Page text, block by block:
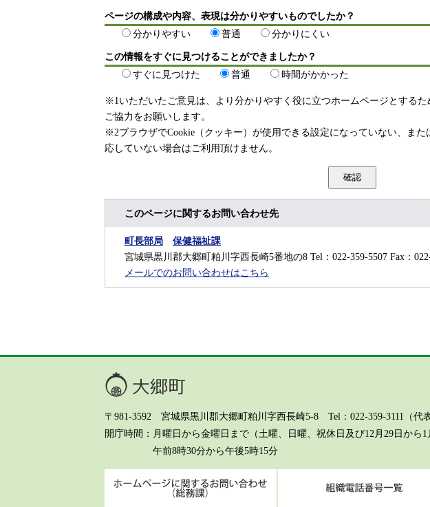
ページの構成や内容、表現は分かりやすいものでしたか？
分かりやすい
普通 分かりにくい
この情報をすぐに見つけることができましたか？
すぐに見つけた
普通 時間がかかった
※1いただいたご意見は、より分かりやすく役に立つホームページとするた
ご協力をお願いします。
※2ブラウザでCookie（クッキー）が使用できる設定になっていない、ま
応していない場合はご利用頂けません。
このページに関するお問い合わせ先
町長部局
保健福祉課
宮城県黒川郡大郷町粕川字西長崎5番地の8 Tel：022-359-5507 Fax：
メールでのお問い合わせはこちら
〒981-3592 宮城県黒川郡大郷町粕川字西長崎5-8 Tel：022-359-3111（代
開庁時間
月曜日から金曜日まで（土曜、日曜、祝休日及び12月29日から1
午前8時30分から午後5時15分